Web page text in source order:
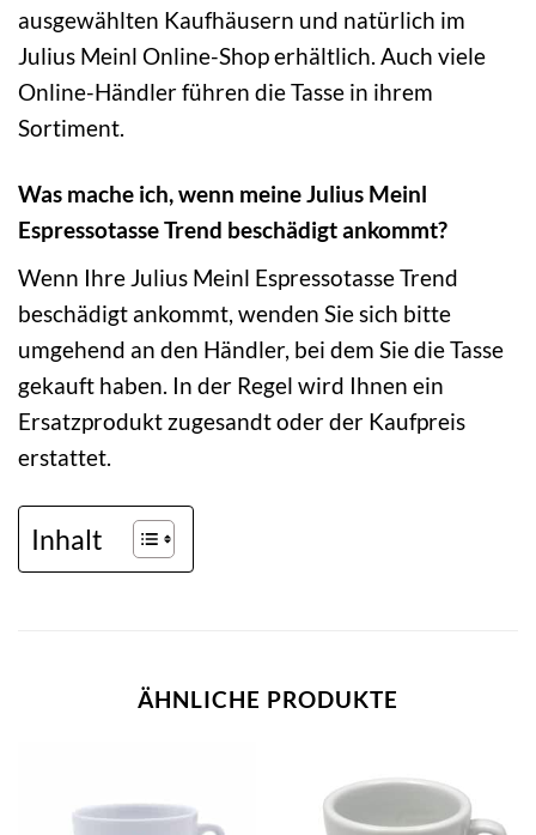
ausgewählten Kaufhäusern und natürlich im
Julius Meinl Online-Shop erhältlich. Auch viele
Online-Händler führen die Tasse in ihrem
Sortiment.
Was mache ich, wenn meine Julius Meinl
Espressotasse Trend beschädigt ankommt?
Wenn Ihre Julius Meinl Espressotasse Trend
beschädigt ankommt, wenden Sie sich bitte
umgehend an den Händler, bei dem Sie die Tasse
gekauft haben. In der Regel wird Ihnen ein
Ersatzprodukt zugesandt oder der Kaufpreis
erstattet.
Inhalt
ÄHNLICHE PRODUKTE